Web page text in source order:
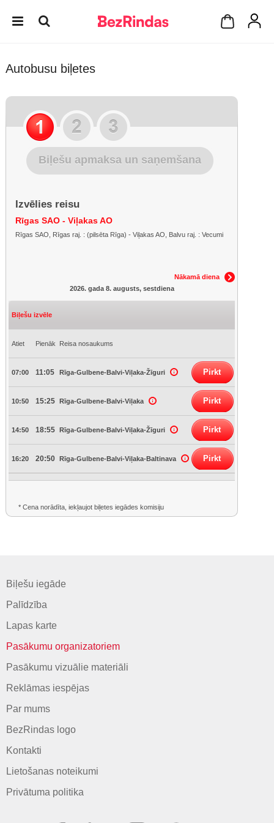
Autobusu biļetes
Biļešu apmaksa un saņemšana
Izvēlies reisu
Rīgas SAO - Viļakas AO
Rīgas SAO, Rīgas raj. : (pilsēta Rīga) - Viļakas AO, Balvu raj. : Vecumi
Nākamā diena
2026. gada 8. augusts, sestdiena
Biļešu izvēle
Atiet Pienāk Reisa nosaukums
07:00 11:05 Rīga-Gulbene-Balvi-Viļaka-Žīguri Pirkt
10:50 15:25 Rīga-Gulbene-Balvi-Viļaka Pirkt
14:50 18:55 Rīga-Gulbene-Balvi-Viļaka-Žīguri Pirkt
16:20 20:50 Rīga-Gulbene-Balvi-Viļaka-Baltinava Pirkt
* Cena norādīta, iekļaujot biļetes iegādes komisiju
Biļešu iegāde
Palīdzība
Lapas karte
Pasākumu organizatoriem
Pasākumu vizuālie materiāli
Reklāmas iespējas
Par mums
BezRindas logo
Kontakti
Lietošanas noteikumi
Privātuma politika